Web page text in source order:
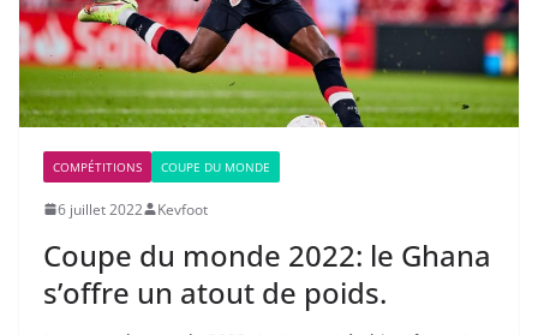
COMPÉTITIONS COUPE DU MONDE
6 juillet 2022 Kevfoot
Coupe du monde 2022: le Ghana
s’offre un atout de poids.